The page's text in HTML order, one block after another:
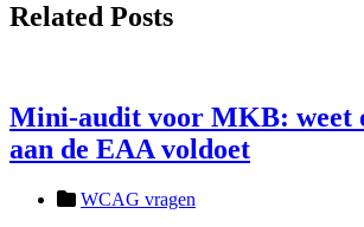
Related Posts
Mini-audit voor MKB: weet
aan de EAA voldoet
WCAG vragen